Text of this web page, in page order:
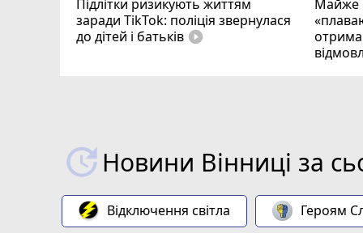
Підлітки ризикують життям
заради TikTok: поліція звернулася
до дітей і батьків play_circle_filled
Майже
Новини Вінниці за
Відключення світла Героям